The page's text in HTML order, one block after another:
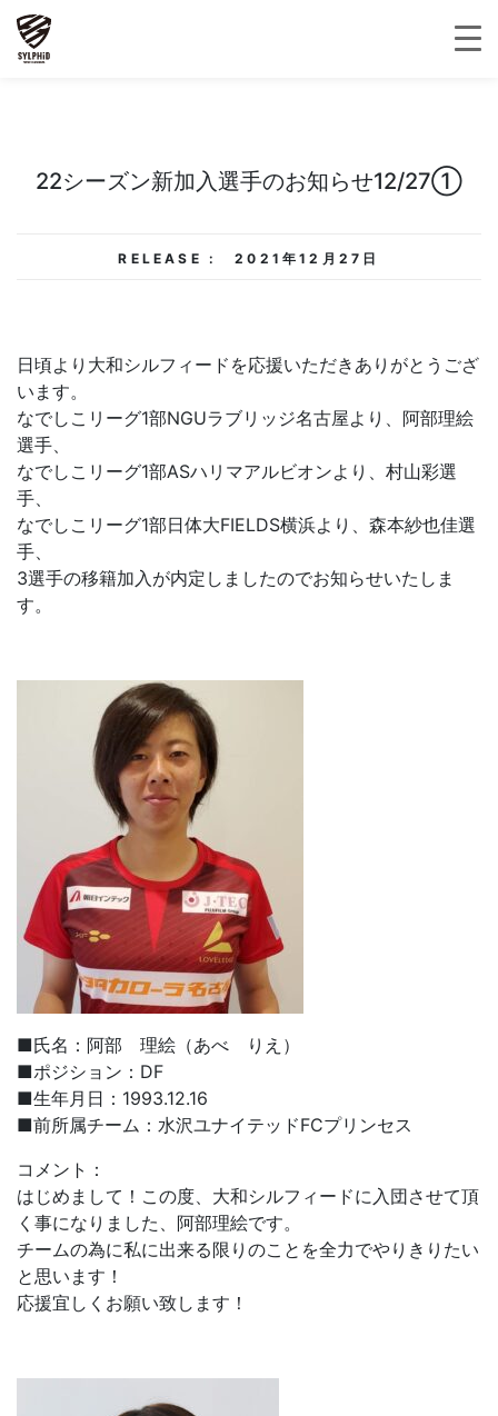
22シーズン新加入選手のお知らせ12/27①
RELEASE : 2021年12月27日
日頃より大和シルフィードを応援いただきありがとうござ
います。
なでしこリーグ1部NGUラブリッジ名古屋より、阿部理絵
選手、
なでしこリーグ1部ASハリマアルビオンより、村山彩選
手、
なでしこリーグ1部日体大FIELDS横浜より、森本紗也佳選
手、
3選手の移籍加入が内定しましたのでお知らせいたしま
す。
■氏名：阿部 理絵（あべ りえ）
■ポジション：DF
■生年月日：1993.12.16
■前所属チーム：水沢ユナイテッドFCプリンセス
コメント：
はじめまして！この度、大和シルフィードに入団させて頂
く事になりました、阿部理絵です。
チームの為に私に出来る限りのことを全力でやりきりたい
と思います！
応援宜しくお願い致します！